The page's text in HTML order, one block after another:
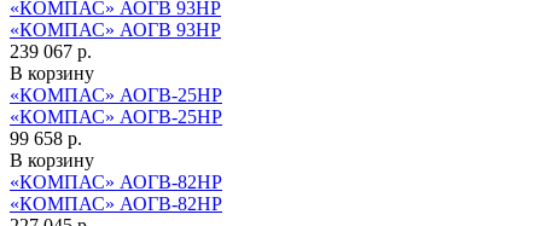
«КОМПАС» АОГВ 93НР
«КОМПАС» АОГВ 93НР
239 067 р.
В корзину
«КОМПАС» АОГВ-25НР
«КОМПАС» АОГВ-25НР
99 658 р.
В корзину
«КОМПАС» АОГВ-82НР
«КОМПАС» АОГВ-82НР